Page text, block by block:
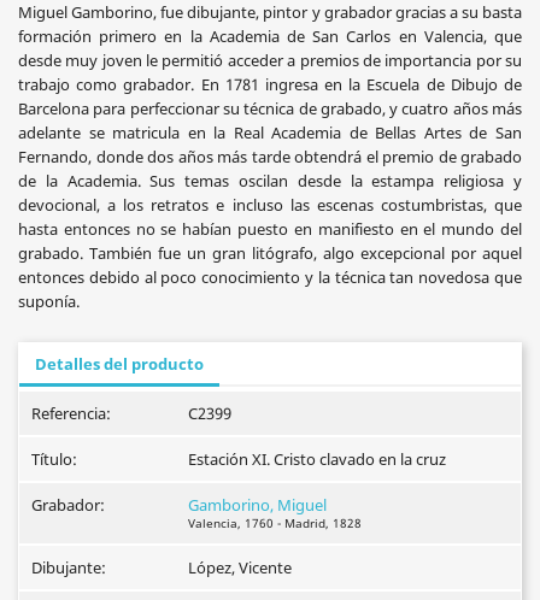
Miguel Gamborino, fue dibujante, pintor y grabador gracias a su basta
formación primero en la Academia de San Carlos en Valencia, que
desde muy joven le permitió acceder a premios de importancia por su
trabajo como grabador. En 1781 ingresa en la Escuela de Dibujo de
Barcelona para perfeccionar su técnica de grabado, y cuatro años más
adelante se matricula en la Real Academia de Bellas Artes de San
Fernando, donde dos años más tarde obtendrá el premio de grabado
de la Academia. Sus temas oscilan desde la estampa religiosa y
devocional, a los retratos e incluso las escenas costumbristas, que
hasta entonces no se habían puesto en manifiesto en el mundo del
grabado. También fue un gran litógrafo, algo excepcional por aquel
entonces debido al poco conocimiento y la técnica tan novedosa que
suponía.
Detalles del producto
Referencia: C2399
Título: Estación XI. Cristo clavado en la cruz
Grabador: Gamborino, Miguel
Valencia, 1760 - Madrid, 1828
Dibujante: López, Vicente